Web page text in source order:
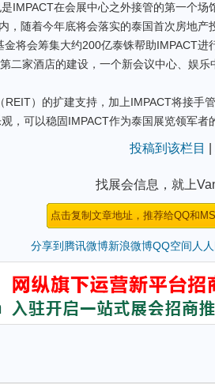
IMPACT在会展中心之外接管的第一个场
随着今年底将会落实的泰国首次房地产
金将会筹集大约200亿泰铢帮助IMPACT进
二家酒店的建设，一个新会议中心、娱乐
）的扩建支持，加上IMPACT将接手
，可以稳固IMPACT作为泰国展览领军者
投稿到该栏目
找展会信息，就上
分享到 腾讯微博新浪微博QQ空间 人